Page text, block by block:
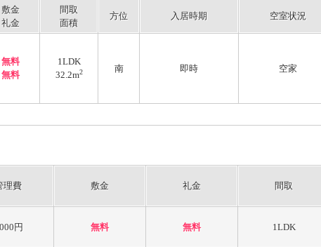
敷金
礼金
間取
面積
方位 入居時期 空室状況
無料
無料
1LDK
32.2m2 南 即時 空家
理費 敷金 礼金 間取
円 無料 無料 1LDK